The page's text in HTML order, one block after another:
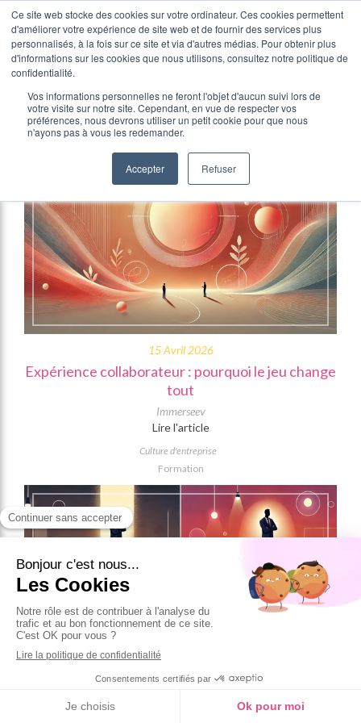
Ce site web stocke des cookies sur votre ordinateur. Ces cookies permettent
d'améliorer votre expérience de site web et de fournir des services plus
personnalisés, à la fois sur ce site et via d'autres médias. Pour obtenir plus
d'informations sur les cookies que nous utilisons, consultez notre politique de
confidentialité.
Vos informations personnelles ne feront l'objet d'aucun suivi lors de
votre visite sur notre site. Cependant, en vue de respecter vos
préférences, nous devrons utiliser un petit cookie pour que nous
n'ayons pas à vous les redemander.
Accepter Refuser
Formation
15 Avril 2026
Expérience collaborateur : pourquoi le jeu change
tout
Immerseev
Lire l'article
Culture d'entreprise
Formation
Moins d’ego, plus de collectif : changez de